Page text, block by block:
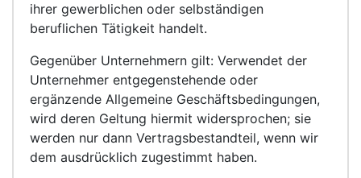
ihrer gewerblichen oder selbständigen
beruflichen Tätigkeit handelt.
Gegenüber Unternehmern gilt: Verwendet der
Unternehmer entgegenstehende oder
ergänzende Allgemeine Geschäftsbedingungen,
wird deren Geltung hiermit widersprochen; sie
werden nur dann Vertragsbestandteil, wenn wir
dem ausdrücklich zugestimmt haben.